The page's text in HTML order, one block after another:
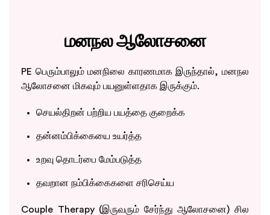
மனநல ஆலோசனை
PE பெரும்பாலும் மனநிலை காரணமாக இருந்தால், மனநல
ஆலோசனை மிகவும் பயனுள்ளதாக இருக்கும்.
செயல்திறன் பற்றிய பயத்தை குறைக்க
தன்னம்பிக்கையை உயர்த்த
உறவு தொடர்பை மேம்படுத்த
தவறான நம்பிக்கைகளை சரிசெய்ய
Couple Therapy (இருவரும் சேர்ந்து ஆலோசனை) சில